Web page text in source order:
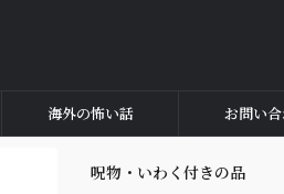
海外の怖い話 お問い
呪物・いわく付きの品